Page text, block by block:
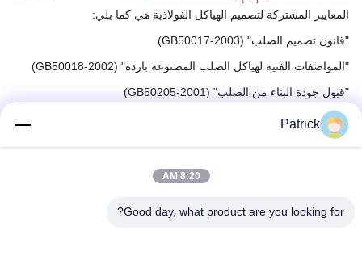
المعايير المشتركة لتصميم الهياكل الفولاذية هي كما يلي:
"قانون تصميم الصلب" (GB50017-2003)
"المواصفات الفنية لهياكل الصلب المصنوعة باردة" (GB50018-2002)
"قبول جودة البناء من الصلب" (GB50205-2001)
2002)
Patrick
8:20 AM
Good day, what product are you looking for?